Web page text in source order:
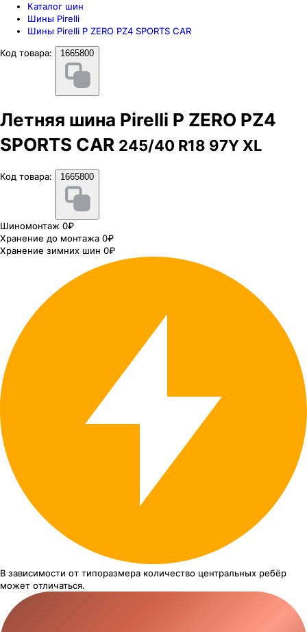
Каталог шин
Шины Pirelli
Шины Pirelli P ZERO PZ4 SPORTS CAR
Код товара:
1665800
Летняя шина Pirelli P ZERO PZ4
SPORTS CAR 245/40 R18 97Y XL
Код товара: 1665800
Шиномонтаж 0₽
Хранение до монтажа 0₽
Хранение зимних шин 0₽
В зависимости от типоразмера количество центральных ребёр
может отличаться.